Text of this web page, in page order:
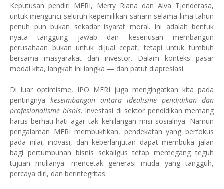
Keputusan pendiri MERI, Merry Riana dan Alva Tjenderasa,
untuk mengunci seluruh kepemilikan saham selama lima tahun
penuh pun bukan sekadar isyarat moral. Ini adalah bentuk
nyata tanggung jawab dan keseriusan membangun
perusahaan bukan untuk dijual cepat, tetapi untuk tumbuh
bersama masyarakat dan investor. Dalam konteks pasar
modal kita, langkah ini langka — dan patut diapresiasi.
Di luar optimisme, IPO MERI juga mengingatkan kita pada
pentingnya keseimbangan antara idealisme pendidikan dan
profesionalisme bisnis. Investasi di sektor pendidikan memang
harus berhati-hati agar tak kehilangan misi sosialnya. Namun
pengalaman MERI membuktikan, pendekatan yang berfokus
pada nilai, inovasi, dan keberlanjutan dapat membuka jalan
bagi pertumbuhan bisnis sekaligus tetap memegang teguh
tujuan mulianya: mencetak generasi muda yang tangguh,
percaya diri, dan berintegritas.